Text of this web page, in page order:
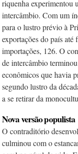
riquenha experimentou
intercâmbio. Com um
para o lustro prévio à
exportações do país até
importações, 126. O
de intercâmbio
econômicos que havia
segundo lustro da
a se retirar da
Nova versão populista
O contraditório
culminou com o